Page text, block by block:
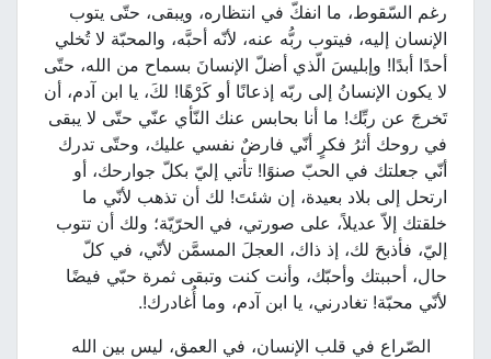
رغم السّقوط، ما انفكّ في انتظاره، ويبقى، حتّى يتوب
الإنسان إليه، فيتوب ربُّه عنه، لأنّه أحبَّه، والمحبّة لا تُخلي
أحدًا أبدًا! وإبليسَ الّذي أضلّ الإنسانَ بسماح من الله، حتّى
لا يكون الإنسانُ إلى ربّه إذعانًا أو كَرْهًا! لكَ، يا ابن آدم، أن
تَخرجَ عن ربِّك! ما أنا بحابس عنك النّأي عنّي حتّى لا يبقى
في روحك أثرُ فكرٍ أنّي فارضٌ نفسي عليك، وحتّى تدرك
أنّي جعلتك في الحبّ صنوًا! تأتي إليّ بكلّ جوارحك، أو
ارتحل إلى بلاد بعيدة، إن شئتَ! لك أن تذهب لأنّي ما
خلقتك إلاّ عديلاً، على صورتي، في الحرّيّة؛ ولك أن تتوب
إليّ، فأذبحَ لك، إذ ذاك، العجلَ المسمَّن لأنّي، في كلّ
حال، أحببتك وأحبّك، وأنت كنت وتبقى ثمرة حبّي فيضًا
لأنّي محبّة! تغادرني، يا ابن آدم، وما أُغادرك!.
الصّراع في قلب الإنسان، في العمق، ليس بين الله